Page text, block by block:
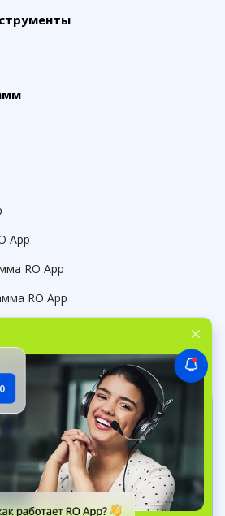
App
RO App
RO App
приложение RO App
заказами, где бы вы ни